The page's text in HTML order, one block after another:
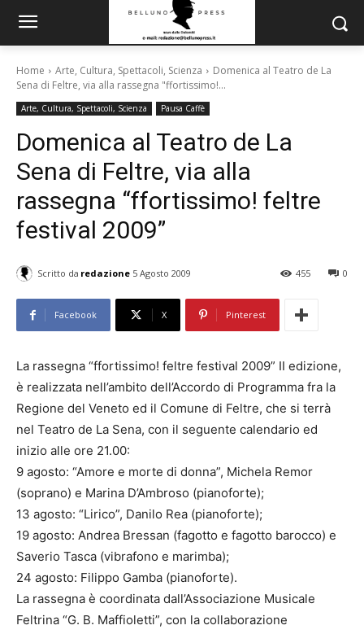
Home Arte, Cultura, Spettacoli, Scienza
Domenica al Teatro de La
Sena di Feltre, via alla rassegna "ffortissimo!...
Arte, Cultura, Spettacoli, Scienza Pausa Caffè
Domenica al Teatro de La
Sena di Feltre, via alla
rassegna “ffortissimo! feltre
festival 2009”
Scritto da redazione 5 Agosto 2009 0
455
Facebook X Pinterest
La rassegna “ffortissimo! feltre festival 2009” II edizione,
è realizzata nell’ambito dell’Accordo di Programma fra la
Regione del Veneto ed il Comune di Feltre, che si terrà
nel Teatro de La Sena, con il seguente calendario ed
inizio alle ore 21.00:
9 agosto: “Amore e morte di donna”, Michela Remor
(soprano) e Marina D’Ambroso (pianoforte);
13 agosto: “Lirico”, Danilo Rea (pianoforte);
19 agosto: Andrea Bressan (fagotto e fagotto barocco) e
Saverio Tasca (vibrafono e marimba);
24 agosto: Filippo Gamba (pianoforte).
La rassegna è coordinata dall’Associazione Musicale
Feltrina “G. B. Maffioletti”, con la collaborazione